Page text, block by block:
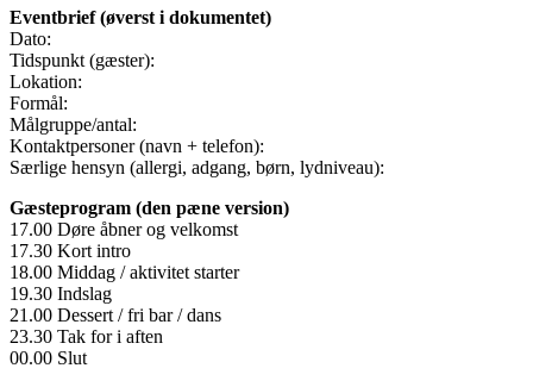
Eventbrief (øverst i dokumentet)
Dato:
Tidspunkt (gæster):
Lokation:
Formål:
Målgruppe/antal:
Kontaktpersoner (navn + telefon):
Særlige hensyn (allergi, adgang, børn, lydniveau):
Gæsteprogram (den pæne version)
17.00 Døre åbner og velkomst
17.30 Kort intro
18.00 Middag / aktivitet starter
19.30 Indslag
21.00 Dessert / fri bar / dans
23.30 Tak for i aften
00.00 Slut